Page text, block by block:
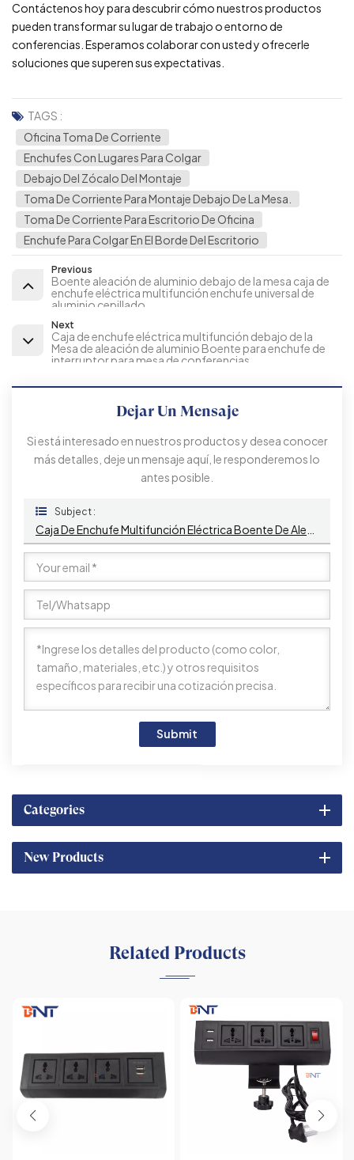
Contáctenos hoy para descubrir cómo nuestros productos
pueden transformar su lugar de trabajo o entorno de
conferencias. Esperamos colaborar con usted y ofrecerle
soluciones que superen sus expectativas.
TAGS :
Oficina Toma De Corriente
Enchufes Con Lugares Para Colgar
Debajo Del Zócalo Del Montaje
Toma De Corriente Para Montaje Debajo De La Mesa.
Toma De Corriente Para Escritorio De Oficina
Enchufe Para Colgar En El Borde Del Escritorio
Previous
Boente aleación de aluminio debajo de la mesa caja de
enchufe eléctrica multifunción enchufe universal de
aluminio cepillado
Next
Caja de enchufe eléctrica multifunción debajo de la
Mesa de aleación de aluminio Boente para enchufe de
interruptor para mesa de conferencias
Dejar Un Mensaje
Si está interesado en nuestros productos y desea conocer
más detalles, deje un mensaje aquí, le responderemos lo
antes posible.
Subject :
Submit
Categories
New Products
Related Products